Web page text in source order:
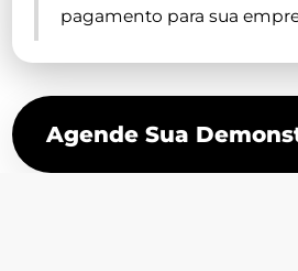
pagamento para sua
Agende Sua